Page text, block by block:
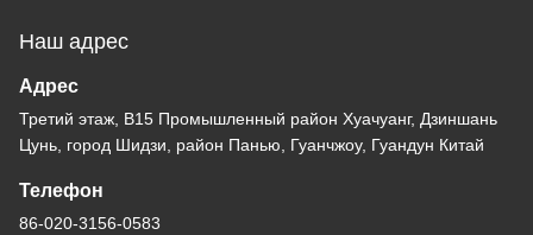
Наш адрес
Адрес
Третий этаж, B15 Промышленный район Хуачуанг, Дзиншань
Цунь, город Шидзи, район Панью, Гуанчжоу, Гуандун Китай
Телефон
86-020-3156-0583